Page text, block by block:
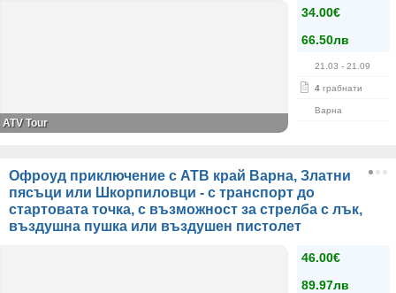
34.00€
66.50лв
21.03 - 21.09
4 грабнати
Варна
ATV Tour
Oфроуд приключение с АТВ край Варна, Златни
пясъци или Шкорпиловци - с транспорт до
стартовата точка, с възможност за стрелба с лък,
въздушна пушка или въздушен пистолет
46.00€
89.97лв